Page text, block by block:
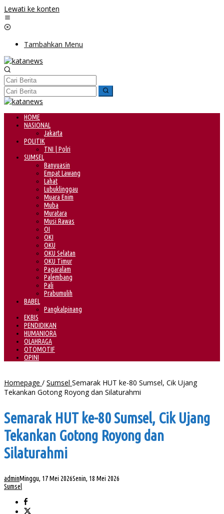
Lewati ke konten
Tambahkan Menu
HOME
NASIONAL
Jakarta
POLITIK
TNI | Polri
SUMSEL
Banyuasin
Empat Lawang
Lahat
Lubuklinggau
Muara Enim
Muba
Muratara
Musi Rawas
OI
OKI
OKU
OKU Selatan
OKU Timur
Pagaralam
Palembang
Pali
Prabumulih
BABEL
Pangkalpinang
EKBIS
PENDIDIKAN
HUMANIORA
OLAHRAGA
OTOMOTIF
OPINI
Homepage / Sumsel Semarak HUT ke-80 Sumsel, Cik Ujang
Tekankan Gotong Royong dan Silaturahmi
Semarak HUT ke-80 Sumsel, Cik Ujang
Tekankan Gotong Royong dan
Silaturahmi
adminMinggu, 17 Mei 2026Senin, 18 Mei 2026
Sumsel